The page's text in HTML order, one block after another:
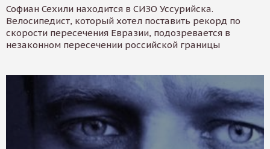
Софиан Сехили находится в СИЗО Уссурийска.
Велосипедист, который хотел поставить рекорд по
скорости пересечения Евразии, подозревается в
незаконном пересечении российской границы